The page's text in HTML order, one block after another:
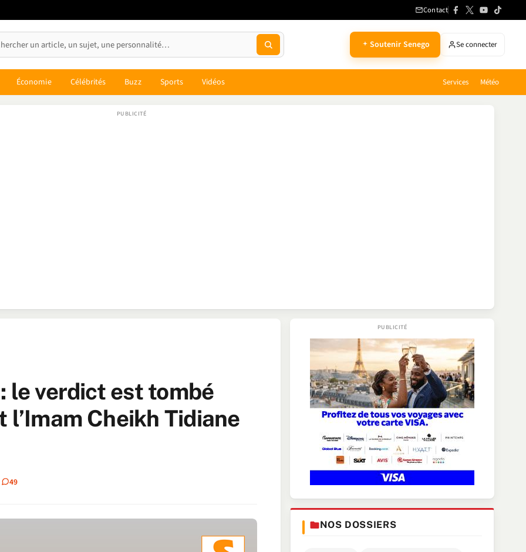
Contact
Soutenir Senego Se connecter
Économie Célébrités Buzz Sports Vidéos Services Météo
le verdict est tombé
Cheikh Tidiane
49
NOS DOSSIERS